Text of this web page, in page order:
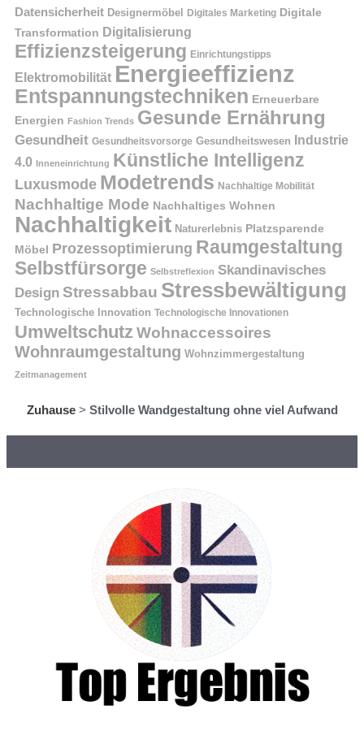
Datensicherheit Designermöbel Digitales Marketing Digitale
Transformation Digitalisierung
Effizienzsteigerung Einrichtungstipps
Elektromobilität Energieeffizienz
Entspannungstechniken Erneuerbare
Energien Fashion Trends Gesunde Ernährung
Gesundheit Gesundheitsvorsorge Gesundheitswesen Industrie
4.0
Inneneinrichtung Künstliche Intelligenz
Luxusmode Modetrends Nachhaltige Mobilität
Nachhaltige Mode Nachhaltiges Wohnen
Nachhaltigkeit Naturerlebnis Platzsparende
Möbel
Prozessoptimierung Raumgestaltung
Selbstfürsorge Selbstreflexion Skandinavisches
Design Stressabbau Stressbewältigung
Technologische Innovation Technologische Innovationen
Umweltschutz Wohnaccessoires
Wohnraumgestaltung Wohnzimmergestaltung
Zeitmanagement
Zuhause> Stilvolle Wandgestaltung ohne viel Aufwand